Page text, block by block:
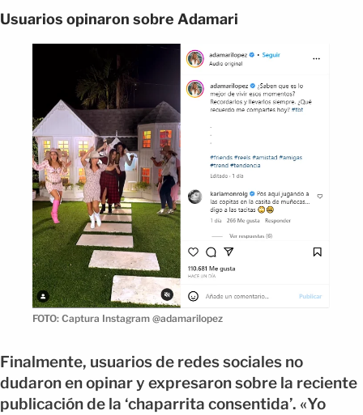
Usuarios opinaron sobre Adamari
FOTO: Captura Instagram @adamarilopez
Finalmente, usuarios de redes sociales no
dudaron en opinar y expresaron sobre la reciente
publicación de la ‘chaparrita consentida’. «Yo